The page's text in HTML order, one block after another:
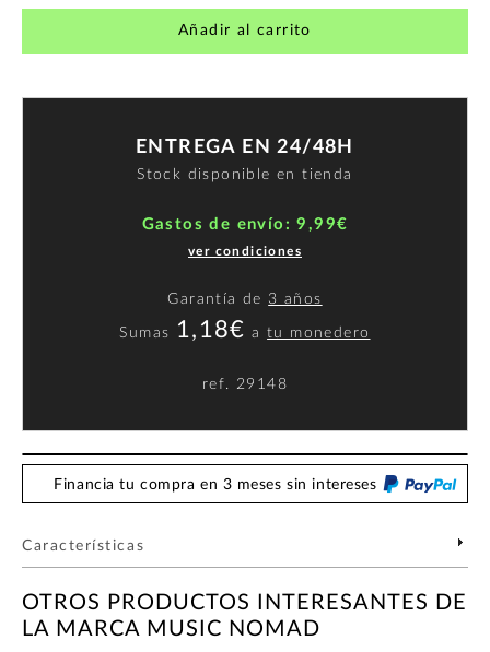
Añadir al carrito
ENTREGA EN 24/48H
Stock disponible en tienda
Gastos de envío: 9,99€
ver condiciones
Garantía de 3 años
Sumas 1,18€ atu monedero
ref. 29148
Financia tu compra en 3 meses sin intereses
Características
OTROS PRODUCTOS INTERESANTES DE
LA MARCA MUSIC NOMAD